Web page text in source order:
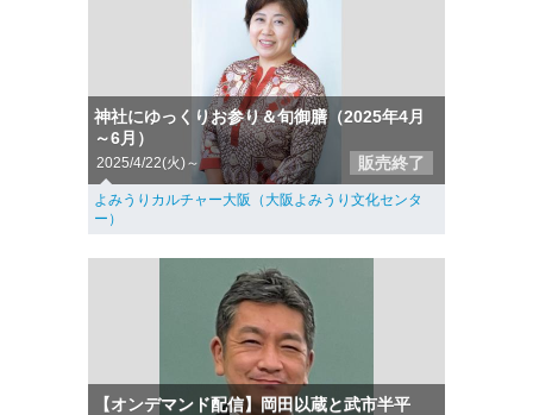
神社にゆっくりお参り＆旬御膳（2025年4月
～6月）
2025/4/22(火)～ 販売終了
よみうりカルチャー大阪（大阪よみうり文化センタ
ー）
【オンデマンド配信】岡田以蔵と武市半平